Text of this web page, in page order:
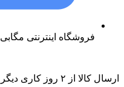
فروشگاه اینترنتی مگابی
ارسال کالا از ۲ روز کاری دیگر